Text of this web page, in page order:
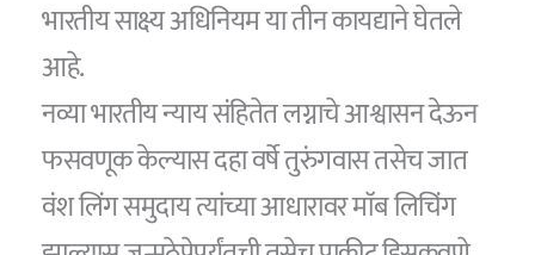
भारतीय साक्ष्य अधिनियम या तीन कायद्याने घेतले
आहे.
नव्या भारतीय न्याय संहितेत लग्नाचे आश्वासन देऊन
फसवणूक केल्यास दहा वर्षे तुरुंगवास तसेच जात
वंश लिंग समुदाय त्यांच्या आधारावर माॅब लिचिंग